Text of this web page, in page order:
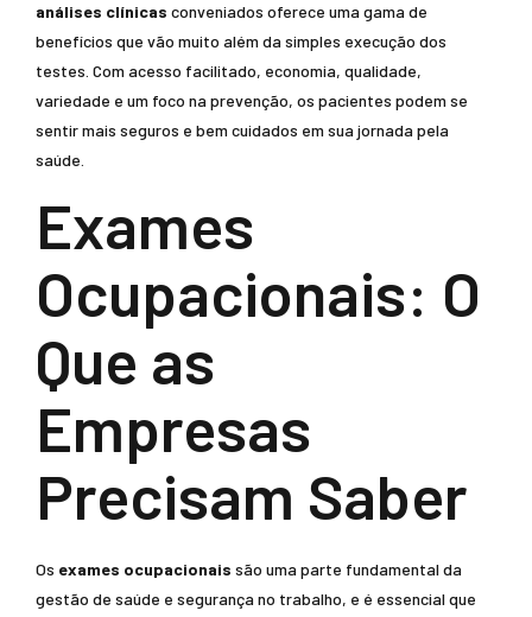
análises clínicas conveniados oferece uma gama de
benefícios que vão muito além da simples execução dos
testes. Com acesso facilitado, economia, qualidade,
variedade e um foco na prevenção, os pacientes podem se
sentir mais seguros e bem cuidados em sua jornada pela
saúde.
Exames
Ocupacionais: O
Que as
Empresas
Precisam Saber
Os exames ocupacionais são uma parte fundamental da
gestão de saúde e segurança no trabalho, e é essencial que